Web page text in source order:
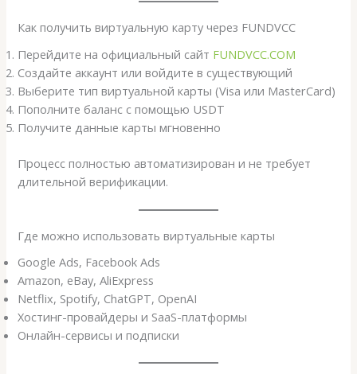
Как получить виртуальную карту через FUNDVCC
Перейдите на официальный сайт FUNDVCC.COM
Создайте аккаунт или войдите в существующий
Выберите тип виртуальной карты (Visa или MasterCard)
Пополните баланс с помощью USDT
Получите данные карты мгновенно
Процесс полностью автоматизирован и не требует
длительной верификации.
Где можно использовать виртуальные карты
Google Ads, Facebook Ads
Amazon, eBay, AliExpress
Netflix, Spotify, ChatGPT, OpenAI
Хостинг-провайдеры и SaaS-платформы
Онлайн-сервисы и подписки